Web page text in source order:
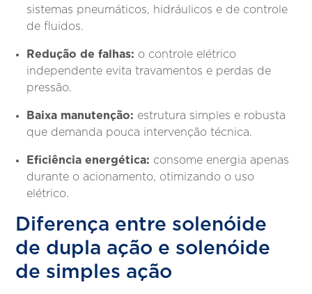
sistemas pneumáticos, hidráulicos e de controle
de fluidos.
Redução de falhas: o controle elétrico
independente evita travamentos e perdas de
pressão.
Baixa manutenção: estrutura simples e robusta
que demanda pouca intervenção técnica.
Eficiência energética: consome energia apenas
durante o acionamento, otimizando o uso
elétrico.
Diferença entre solenóide
de dupla ação e solenóide
de simples ação